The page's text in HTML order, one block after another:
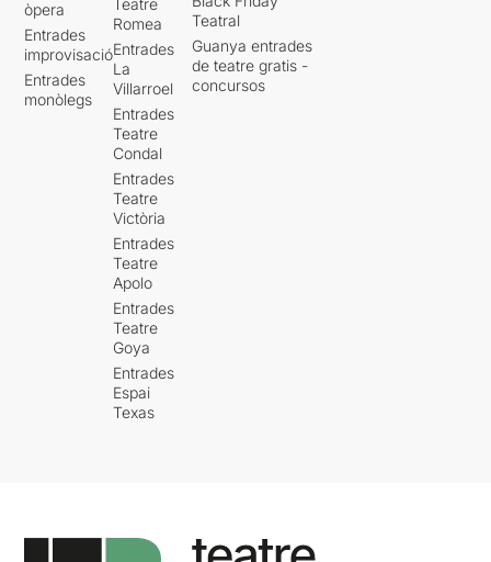
òpera
Entrades
improvisació
Entrades
monòlegs
Romea
Entrades
La
Villarroel
Entrades
Teatre
Condal
Entrades
Teatre
Victòria
Entrades
Teatre
Apolo
Entrades
Teatre
Goya
Entrades
Espai
Texas
Teatral
Guanya entrades
de teatre gratis -
concursos